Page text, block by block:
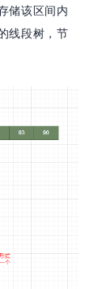
储该区间内
线段树，节